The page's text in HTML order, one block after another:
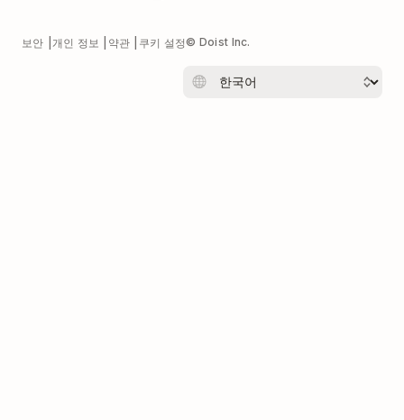
보안 개인 정보 약관 쿠키 설정© Doist Inc.